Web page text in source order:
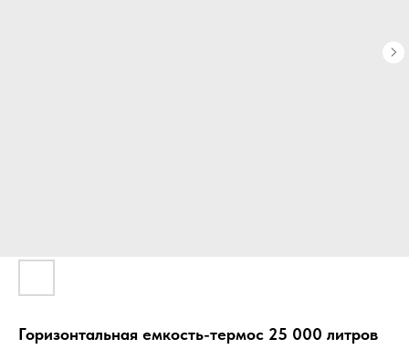
Горизонтальная емкость-термос 25 000 литров